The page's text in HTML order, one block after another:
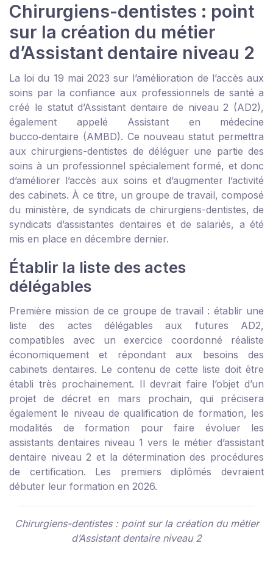
Chirurgiens-dentistes : point
sur la création du métier
d’Assistant dentaire niveau 2
La loi du 19 mai 2023 sur l’amélioration de l’accès aux
soins par la confiance aux professionnels de santé a
créé le statut d’Assistant dentaire de niveau 2 (AD2),
également appelé Assistant en médecine
bucco‑dentaire (AMBD). Ce nouveau statut permettra
aux chirurgiens-dentistes de déléguer une partie des
soins à un professionnel spécialement formé, et donc
d’améliorer l’accès aux soins et d’augmenter l’activité
des cabinets. À ce titre, un groupe de travail, composé
du ministère, de syndicats de chirurgiens-dentistes, de
syndicats d’assistantes dentaires et de salariés, a été
mis en place en décembre dernier.
Établir la liste des actes
délégables
Première mission de ce groupe de travail : établir une
liste des actes délégables aux futures AD2,
compatibles avec un exercice coordonné réaliste
économiquement et répondant aux besoins des
cabinets dentaires. Le contenu de cette liste doit être
établi très prochainement. Il devrait faire l’objet d’un
projet de décret en mars prochain, qui précisera
également le niveau de qualification de formation, les
modalités de formation pour faire évoluer les
assistants dentaires niveau 1 vers le métier d’assistant
dentaire niveau 2 et la détermination des procédures
de certification. Les premiers diplômés devraient
débuter leur formation en 2026.
Chirurgiens-dentistes : point sur la création du métier
d’Assistant dentaire niveau 2